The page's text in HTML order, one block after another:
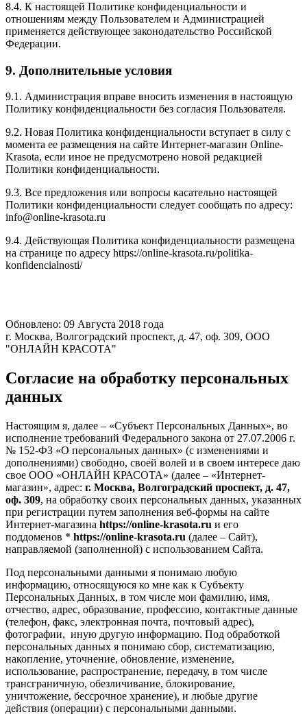
8.4. К настоящей Политике конфиденциальности и
отношениям между Пользователем и Администрацией
применяется действующее законодательство Российской
Федерации.
9. Дополнительные условия
9.1. Администрация вправе вносить изменения в настоящую
Политику конфиденциальности без согласия Пользователя.
9.2. Новая Политика конфиденциальности вступает в силу с
момента ее размещения на сайте Интернет-магазин Online-
Krasota, если иное не предусмотрено новой редакцией
Политики конфиденциальности.
9.3. Все предложения или вопросы касательно настоящей
Политики конфиденциальности следует сообщать по адресу:
info@online-krasota.ru
9.4. Действующая Политика конфиденциальности размещена
на странице по адресу https://online-krasota.ru/politika-
konfidencialnosti/
Обновлено: 09 Августа 2018 года
г. Москва, Волгоградский проспект, д. 47, оф. 309, ООО
"ОНЛАЙН КРАСОТА"
Согласие на обработку персональных
данных
Настоящим я, далее – «Субъект Персональных Данных», во
исполнение требований Федерального закона от 27.07.2006 г.
№ 152-ФЗ «О персональных данных» (с изменениями и
дополнениями) свободно, своей волей и в своем интересе даю
свое ООО «ОНЛАЙН КРАСОТА» (далее – «Интернет-
магазин», адрес: г. Москва, Волгоградский проспект, д. 47,
оф. 309, на обработку своих персональных данных, указанных
при регистрации путем заполнения веб-формы на сайте
Интернет-магазина https://online-krasota.ru и его
поддоменов * https://online-krasota.ru (далее – Сайт),
направляемой (заполненной) с использованием Сайта.
Под персональными данными я понимаю любую
информацию, относящуюся ко мне как к Субъекту
Персональных Данных, в том числе мои фамилию, имя,
отчество, адрес, образование, профессию, контактные данные
(телефон, факс, электронная почта, почтовый адрес),
фотографии, иную другую информацию. Под обработкой
персональных данных я понимаю сбор, систематизацию,
накопление, уточнение, обновление, изменение,
использование, распространение, передачу, в том числе
трансграничную, обезличивание, блокирование,
уничтожение, бессрочное хранение), и любые другие
действия (операции) с персональными данными.